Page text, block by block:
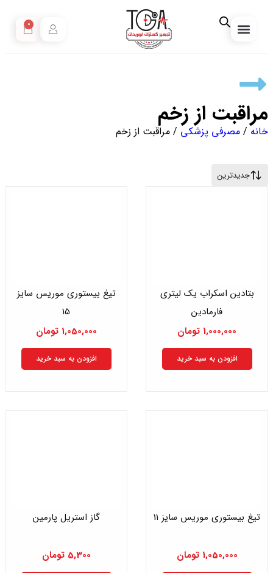
0
مراقبت از زخم
خانه / مصرفی پزشکی / مراقبت از زخم
جدیدترین
بتادین اسکراب یک لیتری
فارمادین
1,000,000 تومان
افزودن به سبد خرید
تیغ بیستوری موریس سایز
15
1,050,000 تومان
افزودن به سبد خرید
تیغ بیستوری موریس سایز 11
1,050,000 تومان
گاز استریل پارمین
5,300 تومان